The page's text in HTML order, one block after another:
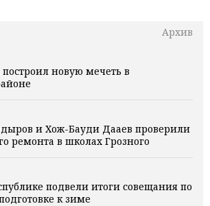
Архив
новую мечеть в
и Хож-Бауди Дааев проверили
ремонта в школах Грозного
подвели итоги совещания по
к зиме